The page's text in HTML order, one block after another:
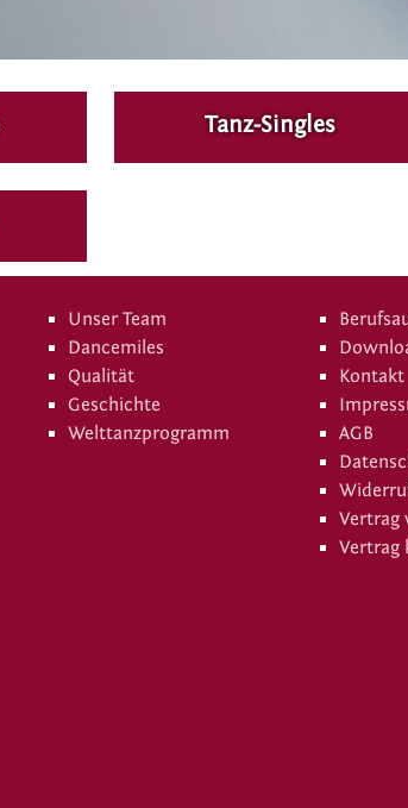
Tanz-Singles
Unser Team
Dancemiles
Qualität
Geschichte
Welttanzprogramm
Kontakt
AGB
Vertrag
Vertrag